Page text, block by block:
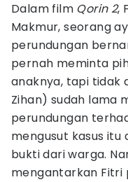
Dalam film Qorin 2,
Makmur, seorang
perundungan
pernah meminta
anaknya, tapi tidak
Zihan) sudah lama
perundungan
mengusut kasus itu
bukti dari warga.
mengantarkan Fitri